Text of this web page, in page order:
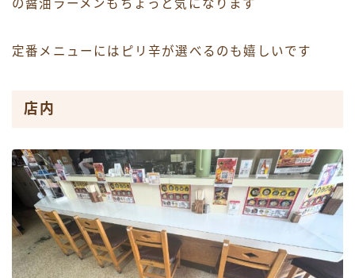
の醤油ラーメンもちょっと気になります
定番メニューにはピリ辛が選べるのも嬉しいです
店内